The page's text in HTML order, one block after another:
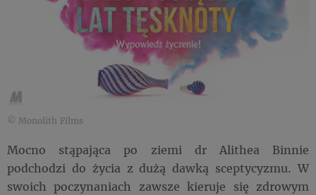
© Monolith Films
Mocno stąpająca po ziemi dr Alithea Binnie
podchodzi do życia z dużą dawką sceptycyzmu. W
swoich poczynaniach zawsze kieruje się zdrowym